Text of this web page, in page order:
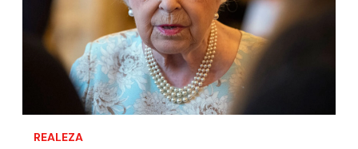
REALEZA